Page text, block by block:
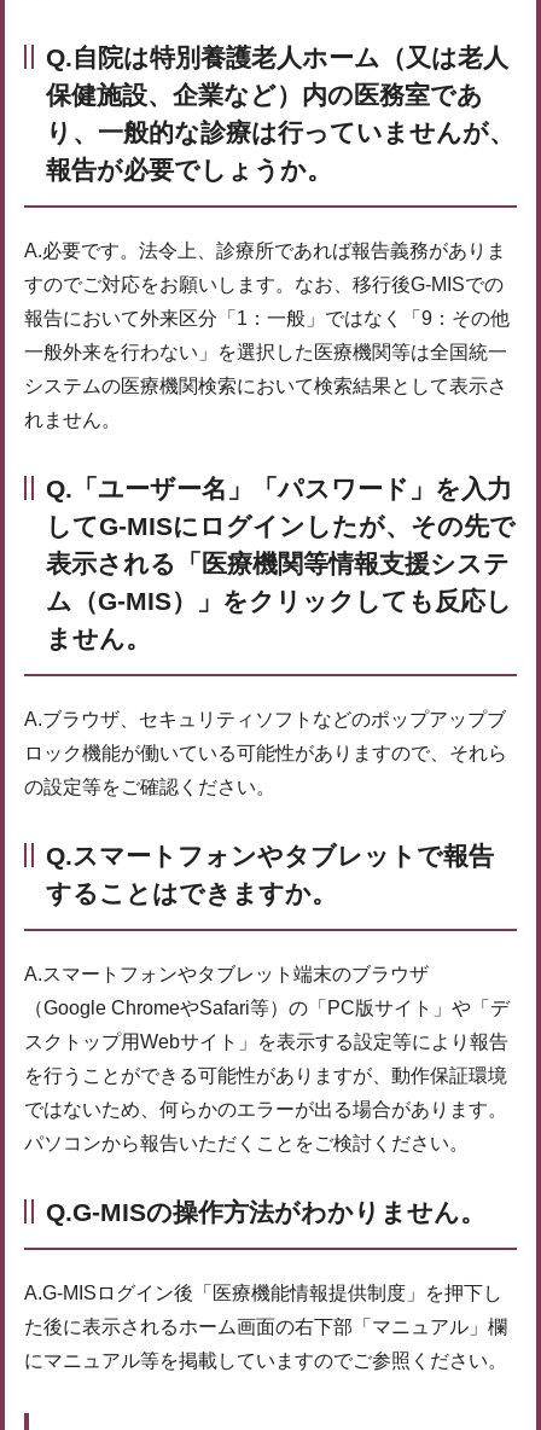
Q.自院は特別養護老人ホーム（又は老人
保健施設、企業など）内の医務室であ
り、一般的な診療は行っていませんが、
報告が必要でしょうか。
A.必要です。法令上、診療所であれば報告義務がありま
すのでご対応をお願いします。なお、移行後G-MISでの
報告において外来区分「1：一般」ではなく「9：その他
一般外来を行わない」を選択した医療機関等は全国統一
システムの医療機関検索において検索結果として表示さ
れません。
Q.「ユーザー名」「パスワード」を入力
してG-MISにログインしたが、その先で
表示される「医療機関等情報支援システ
ム（G-MIS）」をクリックしても反応し
ません。
A.ブラウザ、セキュリティソフトなどのポップアップブ
ロック機能が働いている可能性がありますので、それら
の設定等をご確認ください。
Q.スマートフォンやタブレットで報告
することはできますか。
A.スマートフォンやタブレット端末のブラウザ
（Google ChromeやSafari等）の「PC版サイト」や「デ
スクトップ用Webサイト」を表示する設定等により報告
を行うことができる可能性がありますが、動作保証環境
ではないため、何らかのエラーが出る場合があります。
パソコンから報告いただくことをご検討ください。
Q.G-MISの操作方法がわかりません。
A.G-MISログイン後「医療機能情報提供制度」を押下し
た後に表示されるホーム画面の右下部「マニュアル」欄
にマニュアル等を掲載していますのでご参照ください。